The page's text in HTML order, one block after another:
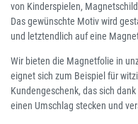
von Kinderspielen,
Das gewünschte Motiv wird
und letztendlich auf eine
Wir bieten die Magnetfolie in
eignet sich zum Beispiel für
Kundengeschenk, das sich
einen Umschlag stecken und